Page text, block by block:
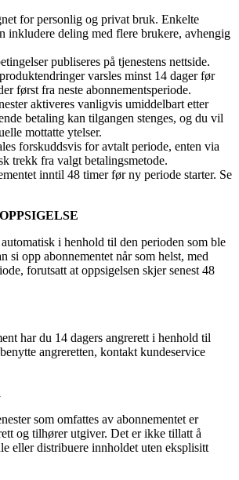
for personlig og privat bruk. Enkelte
inkludere deling med flere brukere, avhengig
publiseres på tjenestens nettside.
varsles minst 14 dager før
først fra neste abonnementsperiode.
aktiveres vanligvis umiddelbart etter
betaling kan tilgangen stenges, og du vil
mottatte ytelser.
forskuddsvis for avtalt periode, enten via
trekk fra valgt betalingsmetode.
inntil 48 timer før ny periode starter. Se
i henhold til den perioden som ble
si opp abonnementet når som helst, med
forutsatt at oppsigelsen skjer senest 48
har du 14 dagers angrerett i henhold til
angreretten, kontakt kundeservice
som omfattes av abonnementet er
og tilhører utgiver. Det er ikke tillatt å
eller distribuere innholdet uten eksplisitt